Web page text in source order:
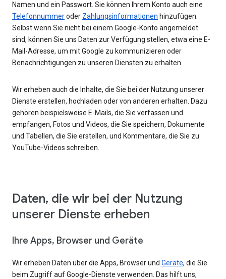
Namen und ein Passwort. Sie können Ihrem Konto auch eine
Telefonnummeroder Zahlungsinformationen hinzufügen.
Selbst wenn Sie nicht bei einem Google-Konto angemeldet
sind, können Sie uns Daten zur Verfügung stellen, etwa eine E-
Mail-Adresse, um mit Google zu kommunizieren oder
Benachrichtigungen zu unseren Diensten zu erhalten.
Wir erheben auch die Inhalte, die Sie bei der Nutzung unserer
Dienste erstellen, hochladen oder von anderen erhalten. Dazu
gehören beispielsweise E-Mails, die Sie verfassen und
empfangen, Fotos und Videos, die Sie speichern, Dokumente
und Tabellen, die Sie erstellen, und Kommentare, die Sie zu
YouTube-Videos schreiben.
Daten, die wir bei der Nutzung
unserer Dienste erheben
Ihre Apps, Browser und Geräte
Wir erheben Daten über die Apps, Browser und Geräte, die Sie
beim Zugriff auf Google-Dienste verwenden. Das hilft uns,